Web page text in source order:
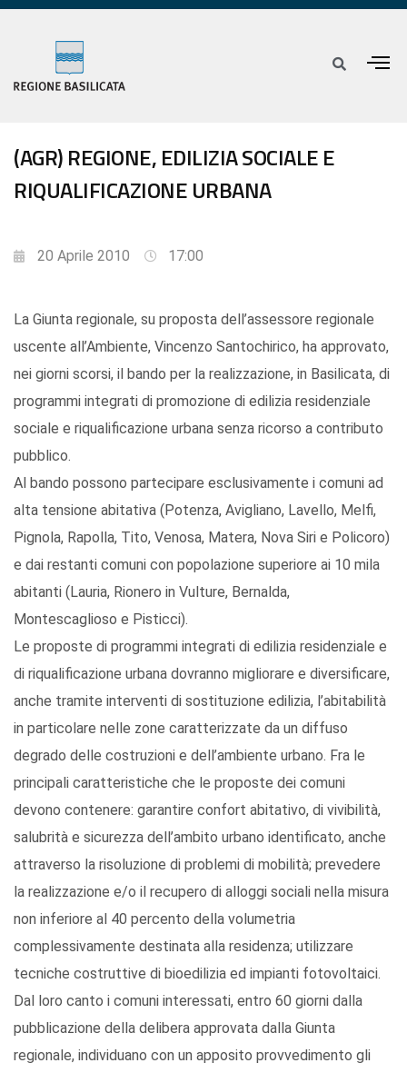
(AGR) REGIONE, EDILIZIA SOCIALE E
RIQUALIFICAZIONE URBANA
20 Aprile 2010 17:00
La Giunta regionale, su proposta dell’assessore regionale
uscente all’Ambiente, Vincenzo Santochirico, ha approvato,
nei giorni scorsi, il bando per la realizzazione, in Basilicata, di
programmi integrati di promozione di edilizia residenziale
sociale e riqualificazione urbana senza ricorso a contributo
pubblico.
Al bando possono partecipare esclusivamente i comuni ad
alta tensione abitativa (Potenza, Avigliano, Lavello, Melfi,
Pignola, Rapolla, Tito, Venosa, Matera, Nova Siri e Policoro)
e dai restanti comuni con popolazione superiore ai 10 mila
abitanti (Lauria, Rionero in Vulture, Bernalda,
Montescaglioso e Pisticci).
Le proposte di programmi integrati di edilizia residenziale e
di riqualificazione urbana dovranno migliorare e diversificare,
anche tramite interventi di sostituzione edilizia, l’abitabilità
in particolare nelle zone caratterizzate da un diffuso
degrado delle costruzioni e dell’ambiente urbano. Fra le
principali caratteristiche che le proposte dei comuni
devono contenere: garantire confort abitativo, di vivibilità,
salubrità e sicurezza dell’ambito urbano identificato, anche
attraverso la risoluzione di problemi di mobilità; prevedere
la realizzazione e/o il recupero di alloggi sociali nella misura
non inferiore al 40 percento della volumetria
complessivamente destinata alla residenza; utilizzare
tecniche costruttive di bioedilizia ed impianti fotovoltaici.
Dal loro canto i comuni interessati, entro 60 giorni dalla
pubblicazione della delibera approvata dalla Giunta
regionale, individuano con un apposito provvedimento gli